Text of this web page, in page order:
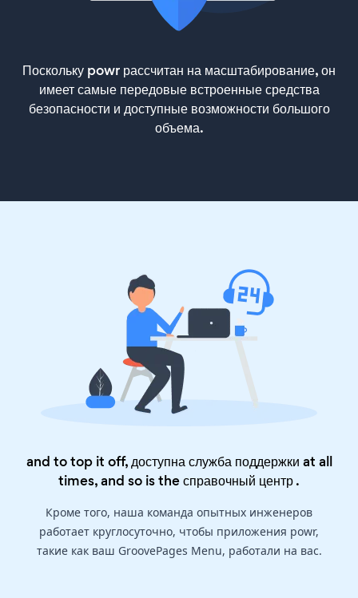
Поскольку powr рассчитан на масштабирование, он
имеет самые передовые встроенные средства
безопасности и доступные возможности большого
объема.
and to top it off, доступна служба поддержки at all
times, and so is theсправочный центр.
Кроме того, наша команда опытных инженеров
работает круглосуточно, чтобы приложения powr,
такие как ваш GroovePages Menu, работали на вас.